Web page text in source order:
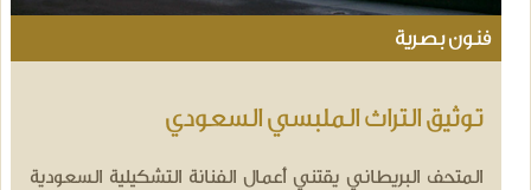
فنون بصرية
توثيق التراث الملبسي السعودي
المتحف البريطاني يقتني أعمال الفنانة التشكيلية السعودية